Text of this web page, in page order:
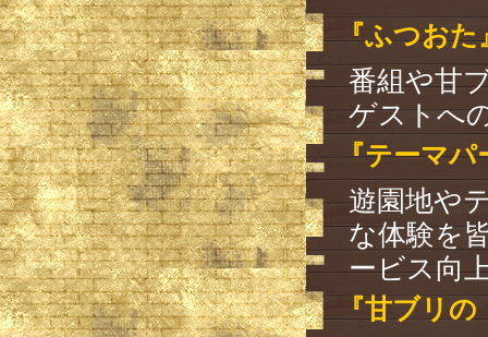
『ふつおた
番組や甘
ゲストへ
『テーマ
遊園地や
な体験を
ービス向
『甘ブリ